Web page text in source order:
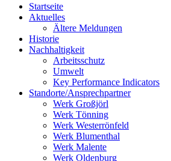
Startseite
Aktuelles
Ältere Meldungen
Historie
Nachhaltigkeit
Arbeitsschutz
Umwelt
Key Performance Indicators
Standorte/Ansprechpartner
Werk Großjörl
Werk Tönning
Werk Westerrönfeld
Werk Blumenthal
Werk Malente
Werk Oldenburg